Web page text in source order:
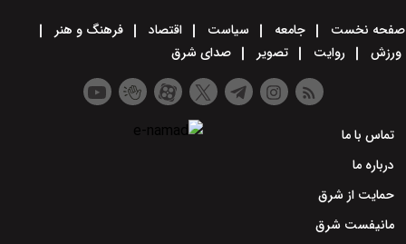
صفحه نخست جامعه سیاست اقتصاد
فرهنگ و هنر
ورزش
روایت تصویر صدای شرق
تماس با ما
درباره ما
حمایت از شرق
مانیفست شرق